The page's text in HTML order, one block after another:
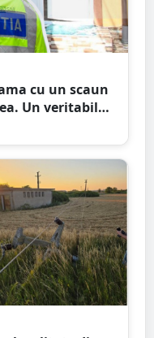
cu un scaun
Un veritabil